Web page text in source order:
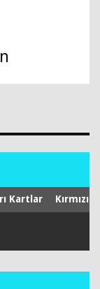
Kartlar Kırmızı